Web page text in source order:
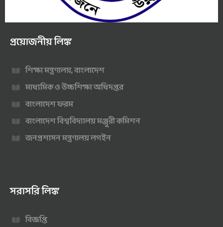
প্রয়োজনীয় লিঙ্ক
শিক্ষা মন্ত্রণালয়, বাংলাদেশ
মাধ্যমিক ও উচ্চশিক্ষা অধিদপ্তর
বাংলাদেশ ফরম
বাংলাদেশ বিশ্ববিদ্যালয় মঞ্জুরী কমিশন
জনপ্রশাসন মন্ত্রণালয় লগইন
সরাসরি লিঙ্ক
বিজ্ঞপ্তি